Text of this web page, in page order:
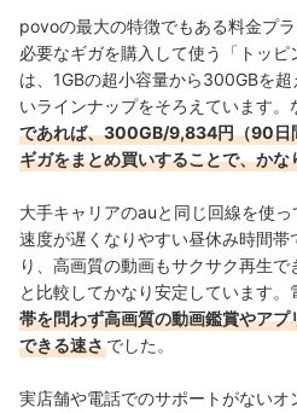
povoの最大の特徴でもある料金プ
必要なギガを購入して使う「トッ
は、1GBの超小容量から300GBを
いラインナップをそろえています。
であれば、300GB/9,834円（90日
ギガをまとめ買いすることで、かな
大手キャリアのauと同じ回線を使
速度が遅くなりやすい昼休み時間
り、高画質の動画もサクサク再生
と比較してかなり安定しています。
帯を問わず高画質の動画鑑賞やア
できる速さでした。
実店舗や電話でのサポートがない